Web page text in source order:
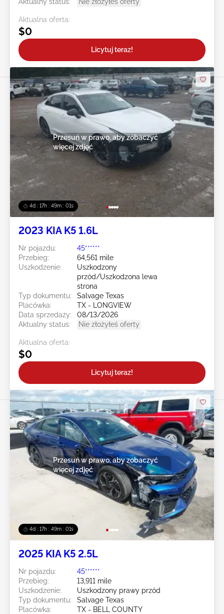
Aktualna oferta:
$0
Licytuj teraz!
4d : 17h : 48m : 58s
Przesuń w prawo, aby zobaczyć
więcej zdjęć
2023 KIA K5 1.6L
Nr pojazdu:
45******
Przebieg:
64,561 mile
Uszkodzenie:
Uszkodzony
przód/Uszkodzona lewa
strona
Typ dokumentu:
Salvage Texas
Placówka:
TX - LONGVIEW
Data sprzedaży:
08/13/2026
Aktualny status:
Nie złożyłeś oferty
Aktualna oferta:
$0
Licytuj teraz!
4d : 17h : 48m : 58s
Przesuń w prawo, aby zobaczyć
więcej zdjęć
2025 KIA K5 2.5L
Nr pojazdu:
45******
Przebieg:
13,911 mile
Uszkodzenie:
Uszkodzony prawy przód
Typ dokumentu:
Salvage Texas
Placówka:
TX - BELL COUNTY